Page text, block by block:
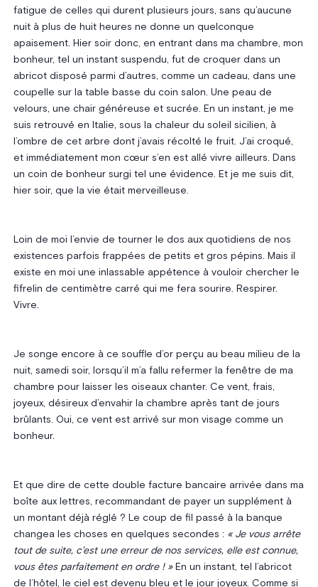
fatigue de celles qui durent plusieurs jours, sans qu’aucune
nuit à plus de huit heures ne donne un quelconque
apaisement. Hier soir donc, en entrant dans ma chambre, mon
bonheur, tel un instant suspendu, fut de croquer dans un
abricot disposé parmi d’autres, comme un cadeau, dans une
coupelle sur la table basse du coin salon. Une peau de
velours, une chair généreuse et sucrée. En un instant, je me
suis retrouvé en Italie, sous la chaleur du soleil sicilien, à
l’ombre de cet arbre dont j’avais récolté le fruit. J’ai croqué,
et immédiatement mon cœur s’en est allé vivre ailleurs. Dans
un coin de bonheur surgi tel une évidence. Et je me suis dit,
hier soir, que la vie était merveilleuse.
Loin de moi l’envie de tourner le dos aux quotidiens de nos
existences parfois frappées de petits et gros pépins. Mais il
existe en moi une inlassable appétence à vouloir chercher le
fifrelin de centimètre carré qui me fera sourire. Respirer.
Vivre.
Je songe encore à ce souffle d’or perçu au beau milieu de la
nuit, samedi soir, lorsqu’il m’a fallu refermer la fenêtre de ma
chambre pour laisser les oiseaux chanter. Ce vent, frais,
joyeux, désireux d’envahir la chambre après tant de jours
brûlants. Oui, ce vent est arrivé sur mon visage comme un
bonheur.
Et que dire de cette double facture bancaire arrivée dans ma
boîte aux lettres, recommandant de payer un supplément à
un montant déjà réglé ? Le coup de fil passé à la banque
changea les choses en quelques secondes : « Je vous arrête
tout de suite, c’est une erreur de nos services, elle est connue,
vous êtes parfaitement en ordre ! »En un instant, tel l’abricot
de l’hôtel, le ciel est devenu bleu et le jour joyeux. Comme si